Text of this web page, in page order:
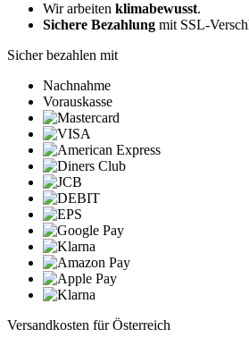
Wir arbeiten klimabewusst.
Sichere Bezahlung mit SSL-
Sicher bezahlen mit
Nachnahme
Vorauskasse
Versandkosten für Österreich